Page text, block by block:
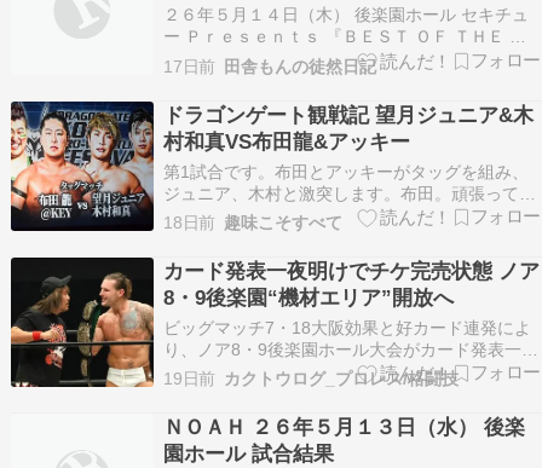
２６年５月１４日（木） 後楽園ホール セキチュ
ー Ｐｒｅｓｅｎｔｓ 『ＢＥＳＴ ＯＦ ＴＨＥ Ｓ
ＵＰＥＲ Ｊｒ． ３３』 Ｂブロック公式リーグ戦
◯石森 太二 ［１戦１勝＝２点］ 【８分１０秒 Ｂ
ｏｎｅ Ｌｏｃｋ】×ジェイコブ・オースティン・
ヤング ［１戦１敗＝０点］ 同Ｂブロック…
17日前 田舎もんの徒然日記
ドラゴンゲート観戦記 望月ジュニア&木
村和真VS布田龍&アッキー
第1試合です。布田とアッキーがタッグを組み、
ジュニア、木村と激突します。布田。頑張って欲
しいですね。どこか暗さを感じる若者である布
田。現在のドラゴンゲートはユニット再編成の時
期になりつつあります。なんとかユニットに所属
して欲しいですね。アッキー。ナチュラル・ヴァ
イブスに在籍して…
18日前 趣味こそすべて
カード発表一夜明けでチケ完売状態 ノア
8・9後楽園“機材エリア”開放へ
ビッグマッチ7・18大阪効果と好カード連発によ
り、ノア8・9後楽園ホール大会がカード発表一夜
明け（19日）で予定枚数終了となった。キャンセ
ル分、機材エリア等開放分を残すのみとなってい
る。 （7・18大阪ベストバウト投票... The post
カード発表一夜明けでチケ完売状態 …
19日前 カクトウログ_プロレス/格闘技
ＮＯＡＨ ２６年５月１３日（水） 後楽
園ホール 試合結果